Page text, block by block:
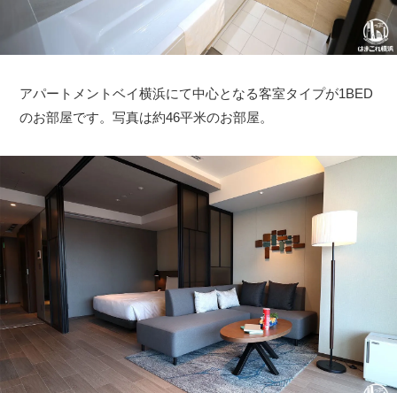
アパートメントベイ横浜にて中心となる客室タイプが1BED
のお部屋です。写真は約46平米のお部屋。